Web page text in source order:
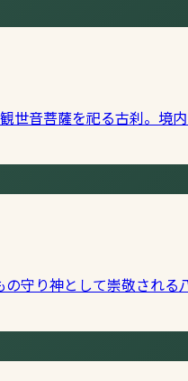
世音菩薩を祀る古刹。境
守り神として崇敬される